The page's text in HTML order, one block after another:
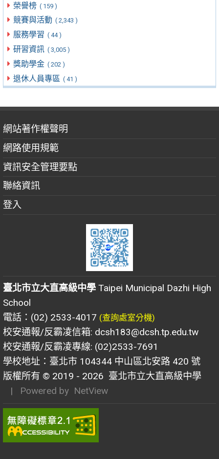
榮譽榜 ( 159 )
競賽與活動 ( 2,343 )
服務學習 ( 44 )
研習資訊 ( 3,005 )
獎助學金 ( 202 )
退休人員專區 ( 41 )
網站著作權聲明
網路使用規範
資訊安全管理要點
聯絡資訊
登入
臺北市立大直高級中學 Taipei Municipal Dazhi High
School
電話：(02) 2533-4017 (查詢處室分機)
校安通報/反霸凌信箱: dcsh183@dcsh.tp.edu.tw
校安通報/反霸凌專線: (02)2533-7691
學校地址：臺北市 104344 中山區北安路 420 號
版權所有 © 2019 - 2026 臺北市立大直高級中學
| Powered by NetView